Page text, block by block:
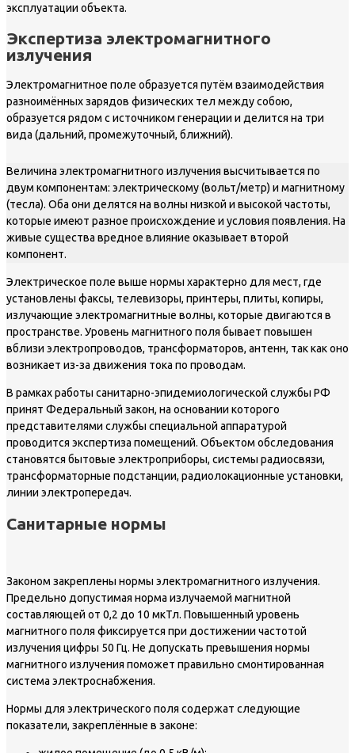
эксплуатации объекта.
Экспертиза электромагнитного
излучения
Электромагнитное поле образуется путём взаимодействия
разноимённых зарядов физических тел между собою,
образуется рядом с источником генерации и делится на три
вида (дальний, промежуточный, ближний).
Величина электромагнитного излучения высчитывается по
двум компонентам: электрическому (вольт/метр) и магнитному
(тесла). Оба они делятся на волны низкой и высокой частоты,
которые имеют разное происхождение и условия появления. На
живые существа вредное влияние оказывает второй
компонент.
Электрическое поле выше нормы характерно для мест, где
установлены факсы, телевизоры, принтеры, плиты, копиры,
излучающие электромагнитные волны, которые двигаются в
пространстве. Уровень магнитного поля бывает повышен
вблизи электропроводов, трансформаторов, антенн, так как оно
возникает из-за движения тока по проводам.
В рамках работы санитарно-эпидемиологической службы РФ
принят Федеральный закон, на основании которого
представителями службы специальной аппаратурой
проводится экспертиза помещений. Объектом обследования
становятся бытовые электроприборы, системы радиосвязи,
трансформаторные подстанции, радиолокационные установки,
линии электропередач.
Санитарные нормы
Законом закреплены нормы электромагнитного излучения.
Предельно допустимая норма излучаемой магнитной
составляющей от 0,2 до 10 мкТл. Повышенный уровень
магнитного поля фиксируется при достижении частотой
излучения цифры 50 Гц. Не допускать превышения нормы
магнитного излучения поможет правильно смонтированная
система электроснабжения.
Нормы для электрического поля содержат следующие
показатели, закреплённые в законе: